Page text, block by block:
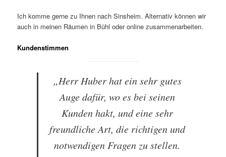
Ich komme gerne zu Ihnen nach Sinsheim. Alternativ können wir
auch in meinen Räumen in Bühl oder online zusammenarbeiten.
Kundenstimmen
„Herr Huber hat ein sehr gutes
Auge dafür, wo es bei seinen
Kunden hakt, und eine sehr
freundliche Art, die richtigen und
notwendigen Fragen zu stellen.